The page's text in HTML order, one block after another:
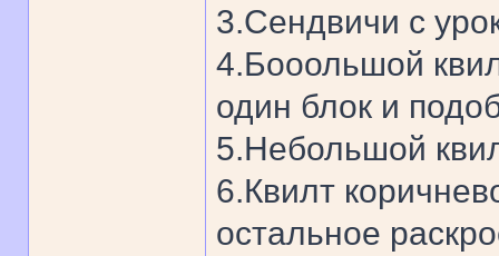
3.Сендвичи с
4.Бооольшой
один блок и
5.Небольшой
6.Квилт
остальное